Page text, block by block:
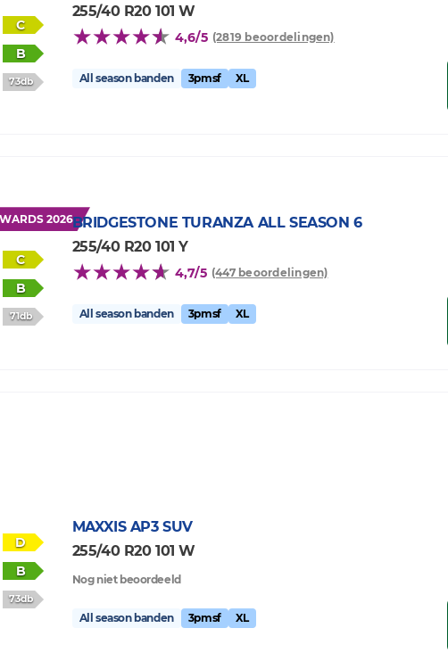
C
B
73db
255/40 R20 101 W
4,6/5 (2819 beoordelingen)
All season banden 3pmsf XL
2026
C
B
71db
BRIDGESTONE TURANZA ALL SEASON 6
255/40 R20 101 Y
4,7/5 (447 beoordelingen)
All season banden 3pmsf XL
D
B
73db
MAXXIS AP3 SUV
255/40 R20 101 W
Nog niet beoordeeld
All season banden 3pmsf XL